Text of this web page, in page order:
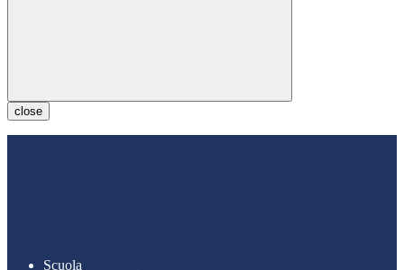
close
Scuola